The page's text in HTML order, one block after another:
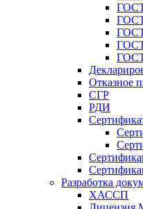
ГОСТ
Отказное
СГР
РДИ
Разработка
ХАССП